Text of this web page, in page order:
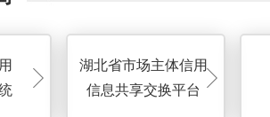
湖北省市场主体信用
信息共享交换平台